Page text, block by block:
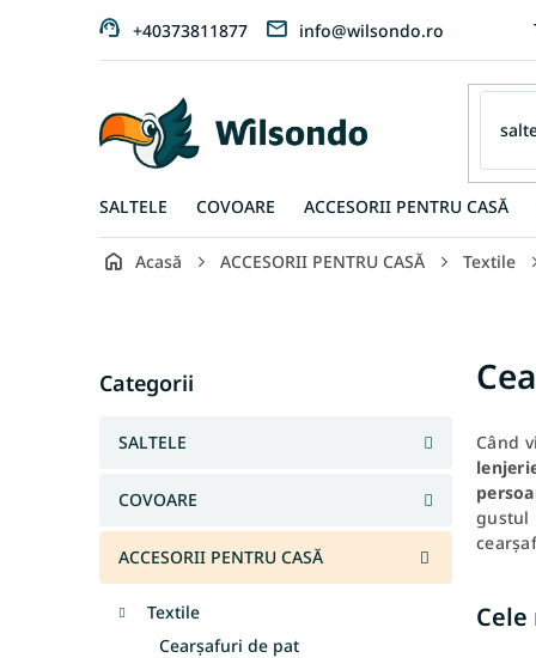
+40373811877 info@wilsondo.ro
SALTELE COVOARE ACCESORII PENTRU CASĂ
Acasă ACCESORII PENTRU CASĂ Textile
ă
l
a
ă
peste
Categorii
SALTELE
COVOARE
ACCESORII PENTRU CASĂ
Textile
Cearşafuri de pat
Când
gustul